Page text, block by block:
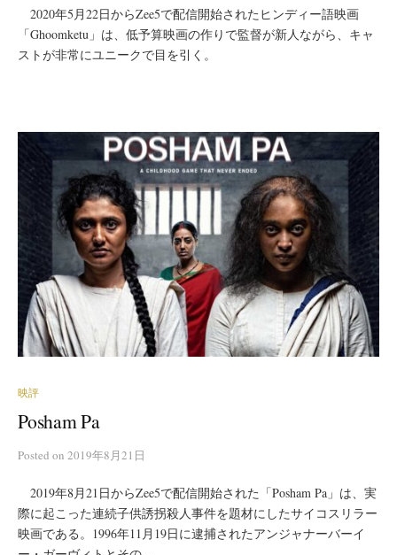
2020年5月22日からZee5で配信開始されたヒンディー語映画
「Ghoomketu」は、低予算映画の作りで監督が新人ながら、キャ
ストが非常にユニークで目を引く。
映評
Posham Pa
Posted on 2019年8月21日
2019年8月21日からZee5で配信開始された「Posham Pa」は、実
際に起こった連続子供誘拐殺人事件を題材にしたサイコスリラー
映画である。1996年11月19日に逮捕されたアンジャナーバーイ